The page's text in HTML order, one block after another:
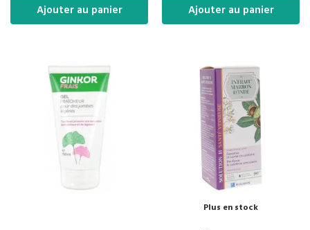
Ajouter au panier Ajouter au panier
Plus en stock